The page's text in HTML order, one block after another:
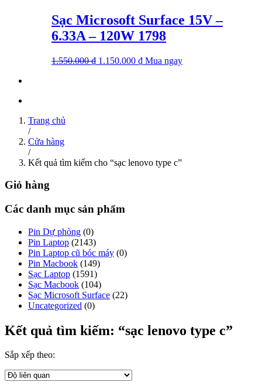
690.000 ₫.
Sạc Microsoft Surface 15V –
6.33A – 120W 1798
1.550.000₫ Giá
1.150.000 ₫Giá
Mua ngay
Trang chủ
/
Cửa hàng
/
Kết quả tìm kiếm cho “sạc lenovo type c”
Giỏ hàng
Các danh mục sản phẩm
Pin Dự phòng (0)
Pin Laptop (2143)
Pin Laptop cũ bóc máy (0)
Pin Macbook (149)
Sạc Laptop (1591)
Sạc Macbook (104)
Sạc Microsoft Surface (22)
Uncategorized (0)
Kết quả tìm kiếm: “sạc lenovo type c”
Sắp xếp theo: